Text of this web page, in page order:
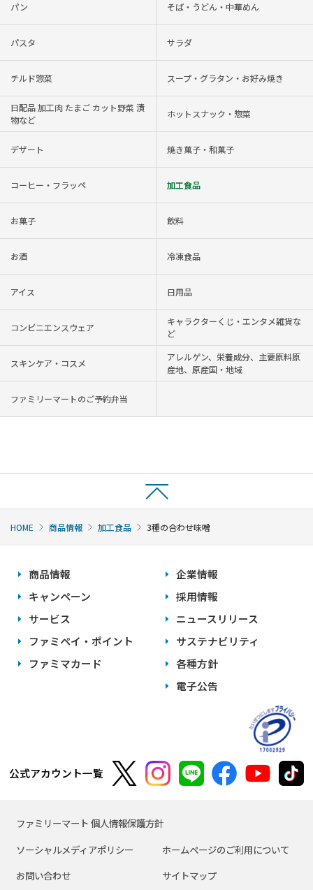
パン そば・うどん・中華めん
パスタ サラダ
チルド惣菜 スープ・グラタン・お好み焼き
日配品 加工肉 たまご カット野菜 漬
物など
ホットスナック・惣菜
デザート 焼き菓子・和菓子
コーヒー・フラッペ 加工食品
お菓子 飲料
お酒 冷凍食品
アイス 日用品
コンビニエンスウェア
キャラクターくじ・エンタメ雑貨な
ど
スキンケア・コスメ
アレルゲン、栄養成分、主要原料原
産地、原産国・地域
ファミリーマートのご予約弁当
HOME 商品情報 加工食品 3種の合わせ味噌
商品情報
キャンペーン
サービス
ファミペイ・ポイント
ファミマカード
企業情報
採用情報
ニュースリリース
サステナビリティ
各種方針
電子公告
公式アカウント一覧
ファミリーマート 個人情報保護方針
ソーシャルメディアポリシー
ホームページのご利用について
お問い合わせ
サイトマップ